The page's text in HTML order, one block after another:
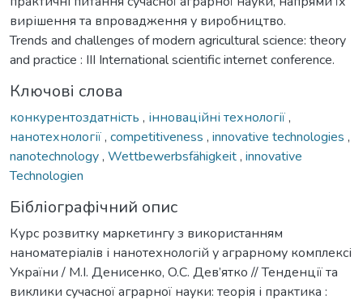
вирішення та впровадження у виробництво.
Trends and challenges of modern agricultural science: theory
and practice : III International scientific internet conference.
Ключові слова
конкурентоздатність , інноваційні технології,
нанотехнології, competitiveness , innovative technologies ,
nanotechnology, Wettbewerbsfähigkeit, innovative
Technologien
Бібліографічний опис
Курс розвитку маркетингу з використанням
наноматеріалів і нанотехнологій у аграрному комплексі
України / М.І. Денисенко, O.С. Дев’ятко // Тенденції та
виклики сучасної аграрної науки: теорія і практика :